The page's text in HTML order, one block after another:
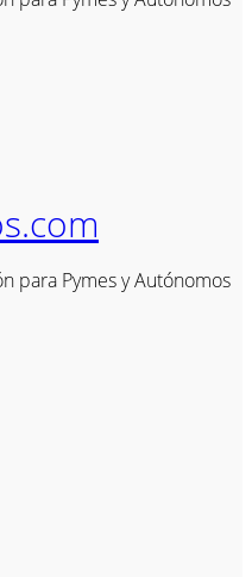
para Pymes y Autónomos